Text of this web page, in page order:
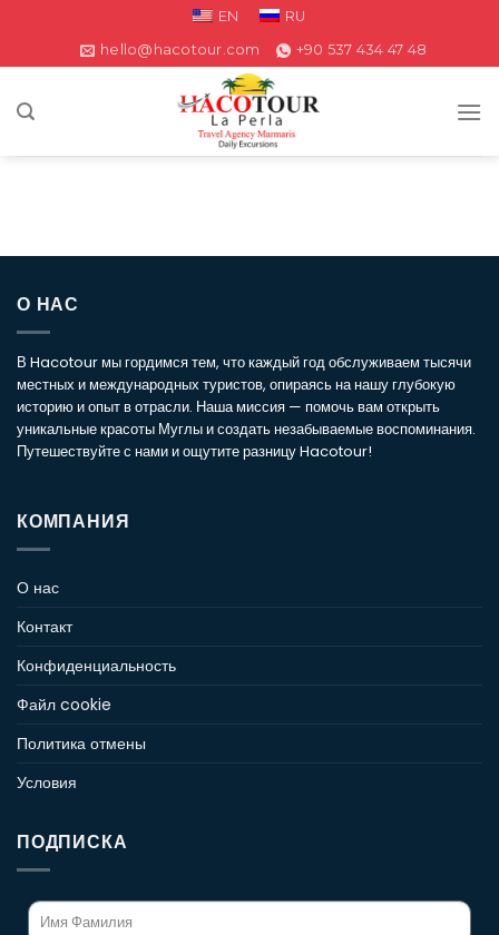
EN
RU
hello@hacotour.com
+90 537 434 47 48
О НАС
В Hacotour мы гордимся тем, что каждый год обслуживаем тысячи
местных и международных туристов, опираясь на нашу глубокую
историю и опыт в отрасли. Наша миссия — помочь вам открыть
уникальные красоты Муглы и создать незабываемые воспоминания.
Путешествуйте с нами и ощутите разницу Hacotour!
КОМПАНИЯ
О нас
Контакт
Конфиденциальность
Файл cookie
Политика отмены
Условия
ПОДПИСКА